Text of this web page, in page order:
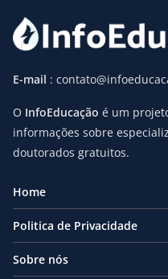
E-mail :
O InfoEducação é um
informações sobre
doutorados gratuitos.
Home
Politica de Privacidade
Sobre nós